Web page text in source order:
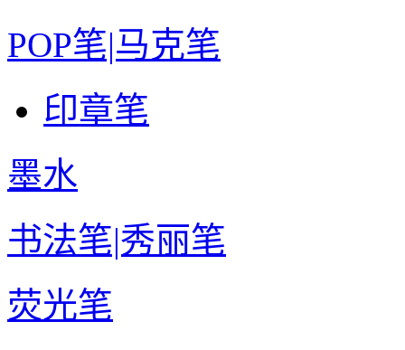
POP笔|马克笔
印章笔
墨水
书法笔|秀丽笔
荧光笔